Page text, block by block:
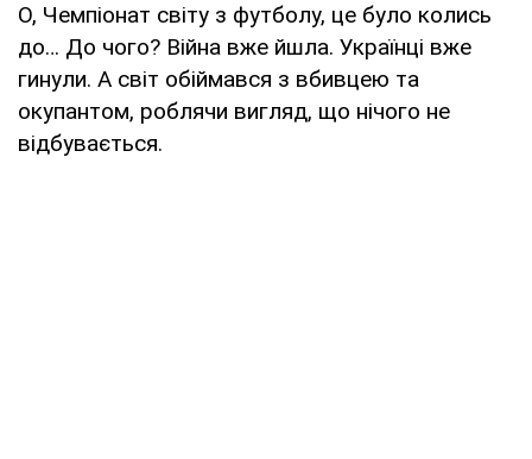
О, Чемпіонат світу з футболу, це було колись
до… До чого? Війна вже йшла. Українці вже
гинули. А світ обіймався з вбивцею та
окупантом, роблячи вигляд, що нічого не
відбувається.